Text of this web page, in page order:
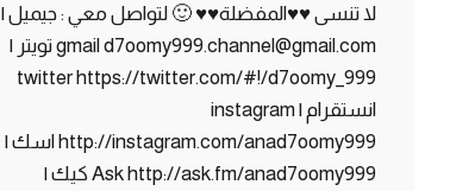
لا تنسى ♥♥المفضلة♥♥ 🙂 لتواصل معي : جيميل |
gmail d7oomy999.channel@gmail.com تويتر |
twitter https://twitter.com/#!/d7oomy_999
انستقرام | instagram
http://instagram.com/anad7oomy999 اسك |
Ask http://ask.fm/anad7oomy999 كيك |